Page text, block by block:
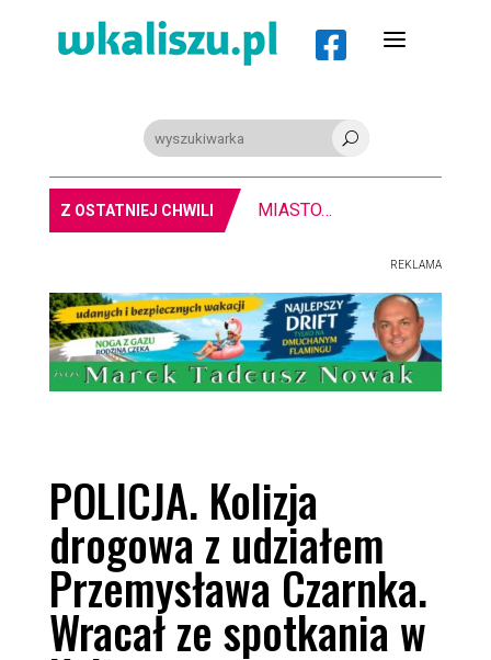
 a
U
Z OSTATNIEJ CHWILI 8-11.8. Warsztaty pisania ikon w Pałacu Lipskich
REKLAMA
POLICJA. Kolizja
drogowa z udziałem
Przemysława Czarnka.
Wracał ze spotkania w